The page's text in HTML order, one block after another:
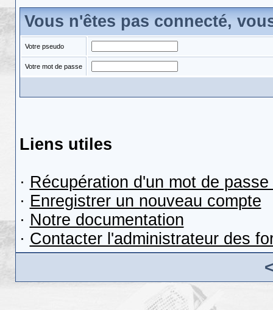
Vous n'êtes pas connecté,
Votre pseudo
Votre mot de passe
Liens utiles
· Récupération d'un mot de passe
· Enregistrer un nouveau compte
· Notre documentation
· Contacter l'administrateur des